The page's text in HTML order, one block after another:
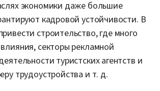
экономики даже большие
кадровой устойчивости. В
строительство, где много
секторы рекламной
туристских агентств и
трудоустройства и т. д.